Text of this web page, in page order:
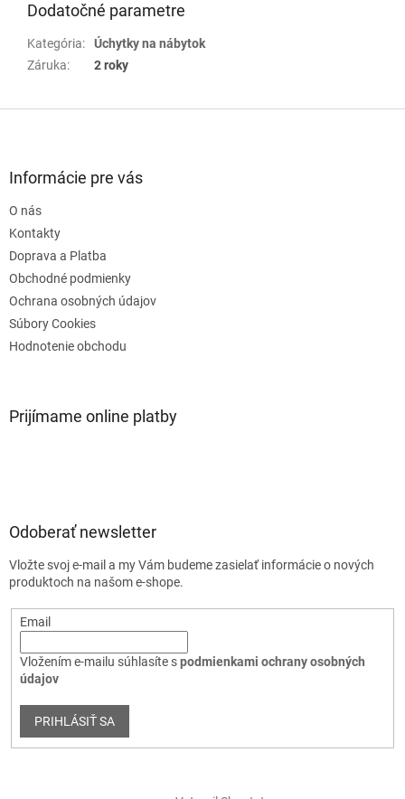
Dodatočné parametre
Kategória:
Úchytky na nábytok
Záruka: 2 roky
Informácie pre vás
O nás
Kontakty
Doprava a Platba
Obchodné podmienky
Ochrana osobných údajov
Súbory Cookies
Hodnotenie obchodu
Prijímame online platby
Odoberať newsletter
Vložte svoj e-mail a my Vám budeme zasielať informácie o nových
produktoch na našom e-shope.
Email
Vložením e-mailu súhlasíte spodmienkami ochrany osobných
údajov
PRIHLÁSIŤ SA